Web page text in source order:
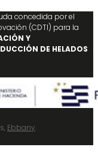
concedida por el
(CDTI) para la
Y
DE HELADOS
Ebbany.